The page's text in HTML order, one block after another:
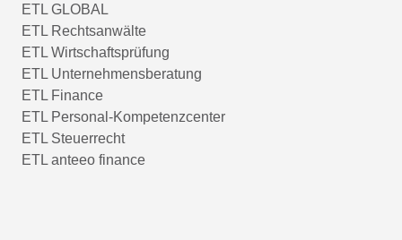
ETL GLOBAL
ETL Rechtsanwälte
ETL Wirtschaftsprüfung
ETL Unternehmensberatung
ETL Finance
ETL Personal-Kompetenzcenter
ETL Steuerrecht
ETL anteeo finance